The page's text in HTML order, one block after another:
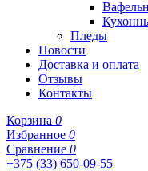
Пледы
Новости
Доставка и оплата
Отзывы
Контакты
Корзина 0
Избранное 0
Сравнение 0
+375 (33) 650-09-55